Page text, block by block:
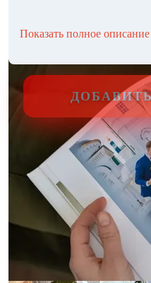
Показать полное описание
Другие